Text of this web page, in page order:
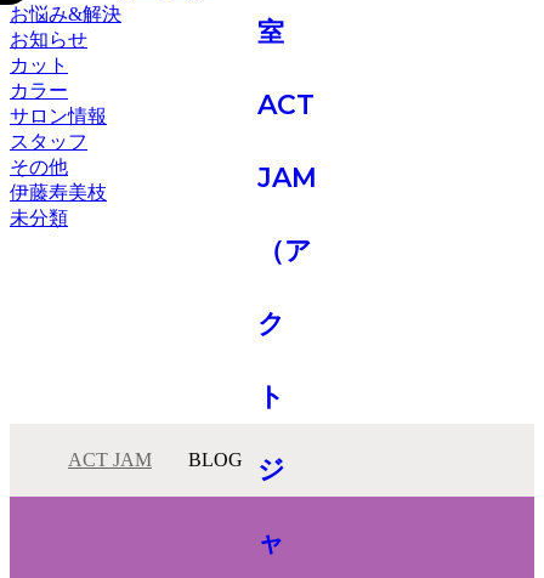
お悩み&解決
お知らせ
カット
カラー
サロン情報
スタッフ
その他
伊藤寿美枝
未分類
ACT JAM BLOG